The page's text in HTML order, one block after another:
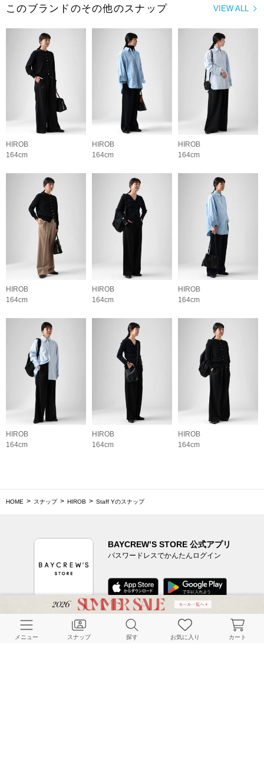
VIEW ALL
このブランドのその他のスナップ
HIROB
164cm
HIROB
164cm
HIROB
164cm
HIROB
164cm
HIROB
164cm
HIROB
164cm
HIROB
164cm
HIROB
164cm
HIROB
164cm
HOME スナップ HIROB Staff Yのスナップ
BAYCREW’S STORE 公式アプリ
パスワードレスでかんたんログイン
CUSTOMER SERVICE
メニュー スナップ 探す お気に入り カート